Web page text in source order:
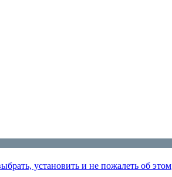
установить и не пожалеть об этом